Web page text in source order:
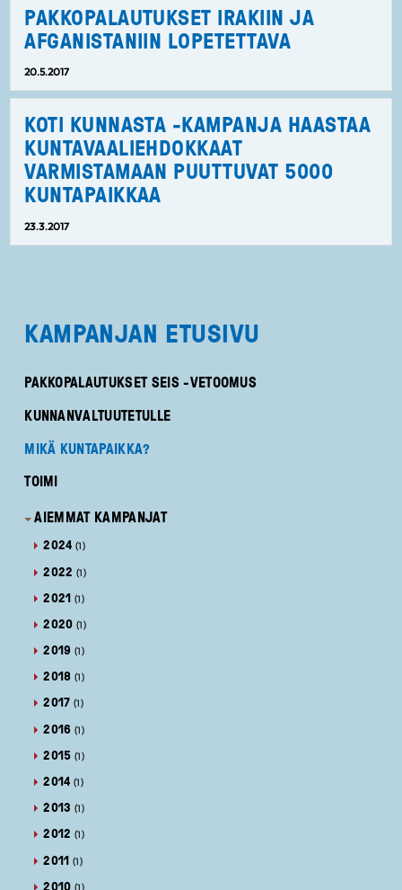
PAKKOPALAUTUKSET IRAKIIN JA
AFGANISTANIIN LOPETETTAVA
20.5.2017
KOTI KUNNASTA -KAMPANJA HAASTAA
KUNTAVAALIEHDOKKAAT
VARMISTAMAAN PUUTTUVAT 5000
KUNTAPAIKKAA
23.3.2017
KAMPANJAN ETUSIVU
PAKKOPALAUTUKSET SEIS -VETOOMUS
KUNNANVALTUUTETULLE
MIKÄ KUNTAPAIKKA?
TOIMI
AIEMMAT KAMPANJAT
2024 (1)
2022 (1)
2021 (1)
2020 (1)
2019 (1)
2018 (1)
2017 (1)
2016 (1)
2015 (1)
2014 (1)
2013 (1)
2012 (1)
2011 (1)
2010